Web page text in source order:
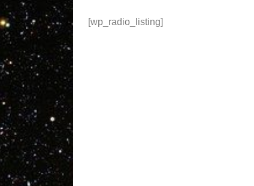
[wp_radio_listing]